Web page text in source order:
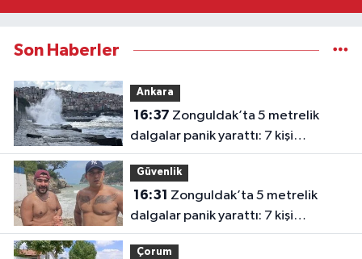
Son Haberler
Ankara
16:37
dalgalar panik yarattı: 7 kişi
kurtarıldı
Güvenlik
16:31
dalgalar panik yarattı: 7 kişi
kurtarıldı
Çorum